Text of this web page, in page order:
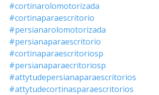
#cortinarolomotorizada
#cortinaparaescritorio
#persianarolomotorizada
#persianaparaescritorio
#cortinaparaescritoriosp
#persianaparaecritoriosp
#attytudepersianaparaescritorios
#attytudecortinasparaescritorios